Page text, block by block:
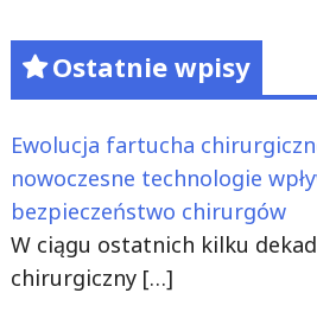
Ostatnie wpisy
Ewolucja fartucha
nowoczesne technologie
bezpieczeństwo chirurgów
W ciągu ostatnich kilku
chirurgiczny […]